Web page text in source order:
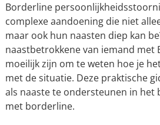
Borderline
complexe aandoening die niet
maar ook hun naasten diep kan
naastbetrokkene van iemand met
moeilijk zijn om te weten hoe je
met de situatie. Deze praktische
als naaste te ondersteunen in het
met borderline.